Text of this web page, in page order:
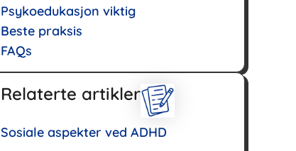
Psykoedukasjon viktig
Beste praksis
FAQs
Relaterte artikler
Sosiale aspekter ved ADHD